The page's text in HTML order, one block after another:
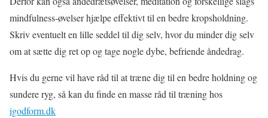
mindfulness-øvelser hjælpe effektivt til en bedre kropsholdning.
Skriv eventuelt en lille seddel til dig selv, hvor du minder dig selv
om at sætte dig ret op og tage nogle dybe, befriende åndedrag.
Hvis du gerne vil have råd til at træne dig til en bedre holdning og
sundere ryg, så kan du finde en masse råd til træning hos
igodform.dk